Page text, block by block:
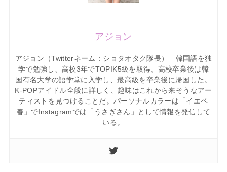
アジョン
アジョン（Twitterネーム：ショタオタク隊長） 韓国語を独
学で勉強し、高校3年でTOPIK5級を取得。高校卒業後は韓
国有名大学の語学堂に入学し、最高級を卒業後に帰国した。
K-POPアイドル全般に詳しく、趣味はこれから来そうなアー
ティストを見つけることだ。パーソナルカラーは「イエベ
春」でInstagramでは「うさぎさん」として情報を発信して
いる。